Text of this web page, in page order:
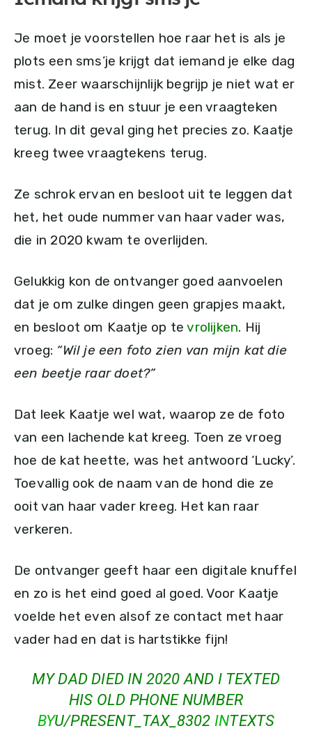
Je moet je voorstellen hoe raar het is als je
plots een sms’je krijgt dat iemand je elke dag
mist. Zeer waarschijnlijk begrijp je niet wat er
aan de hand is en stuur je een vraagteken
terug. In dit geval ging het precies zo. Kaatje
kreeg twee vraagtekens terug.
Ze schrok ervan en besloot uit te leggen dat
het, het oude nummer van haar vader was,
die in 2020 kwam te overlijden.
Gelukkig kon de ontvanger goed aanvoelen
dat je om zulke dingen geen grapjes maakt,
en besloot om Kaatje op tevrolijken. Hij
vroeg: “Wil je een foto zien van mijn kat die
een beetje raar doet?”
Dat leek Kaatje wel wat, waarop ze de foto
van een lachende kat kreeg. Toen ze vroeg
hoe de kat heette, was het antwoord ‘Lucky’.
Toevallig ook de naam van de hond die ze
ooit van haar vader kreeg. Het kan raar
verkeren.
De ontvanger geeft haar een digitale knuffel
en zo is het eind goed al goed. Voor Kaatje
voelde het even alsof ze contact met haar
vader had en dat is hartstikke fijn!
MY DAD DIED IN 2020 AND I TEXTED
HIS OLD PHONE NUMBER
BYU/PRESENT_TAX_8302 INTEXTS